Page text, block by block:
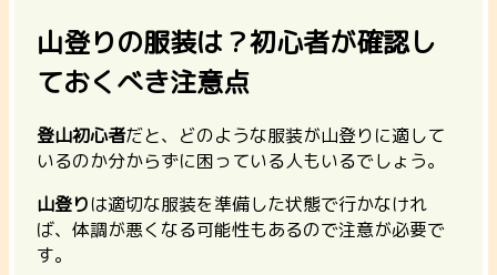
山登りの服装は？初心者が確認し
ておくべき注意点
登山初心者だと、どのような服装が山登りに適して
いるのか分からずに困っている人もいるでしょう。
山登りは適切な服装を準備した状態で行かなけれ
ば、体調が悪くなる可能性もあるので注意が必要で
す。